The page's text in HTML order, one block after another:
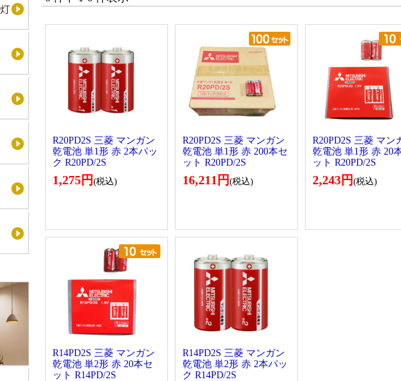
R20PD2S 三菱 マンガン
乾電池 単1形 赤 2本パッ
ク R20PD/2S
1,275円 (税込)
R20PD2S 三菱 マンガン
乾電池 単1形 赤 200本セ
ット R20PD/2S
16,211円 (税込)
R20PD2S 三菱 マン
乾電池 単1形 赤 20
ット R20PD/2S
2,243円 (税込)
R14PD2S 三菱 マンガン
乾電池 単2形 赤 20本セ
ット R14PD/2S
R14PD2S 三菱 マンガン
乾電池 単2形 赤 2本パッ
ク R14PD/2S